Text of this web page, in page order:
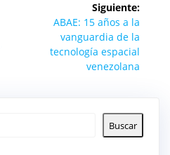
Siguiente:
Siguiente
entrada:
ABAE: 15 años a la
vanguardia de la
tecnología espacial
venezolana
Buscar